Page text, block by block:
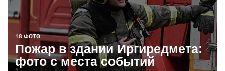
18 ФОТО
Пожар в здании Иргиредмета:
фото с места событий